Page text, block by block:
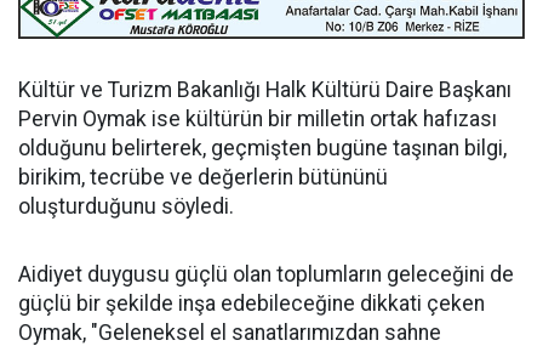
Kültür ve Turizm Bakanlığı Halk Kültürü Daire Başkanı
Pervin Oymak ise kültürün bir milletin ortak hafızası
olduğunu belirterek, geçmişten bugüne taşınan bilgi,
birikim, tecrübe ve değerlerin bütününü
oluşturduğunu söyledi.
Aidiyet duygusu güçlü olan toplumların geleceğini de
güçlü bir şekilde inşa edebileceğine dikkati çeken
Oymak, "Geleneksel el sanatlarımızdan sahne